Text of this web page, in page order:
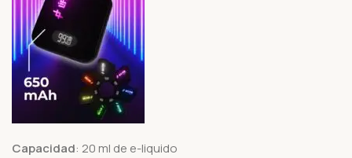
Capacidad: 20 ml de e-liquido